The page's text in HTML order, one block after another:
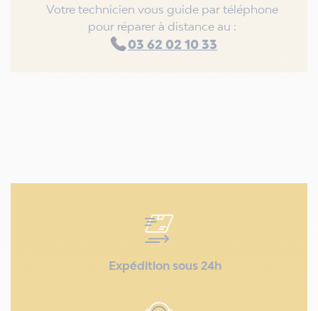
Votre technicien vous guide par téléphone
pour réparer à distance au :
03 62 02 10 33
Expédition sous 24h